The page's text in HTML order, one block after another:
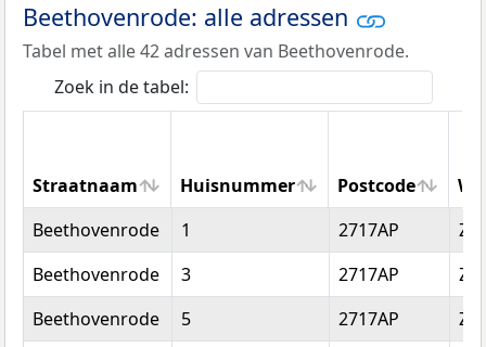
Beethovenrode: alle adressen
Tabel met alle 42 adressen van Beethovenrode.
Zoek in de tabel:
Straatnaam Huisnummer Postcode
Straatnaam
Huisnummer Postcode
Beethovenrode 1 2717AP
Beethovenrode
3 2717AP
Beethovenrode
5 2717AP